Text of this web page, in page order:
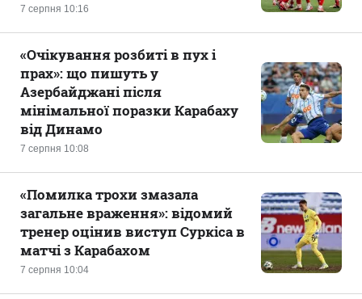
7 серпня 10:16
7 серпня 10:08
«Очікування розбиті в пух і
прах»: що пишуть у
Азербайджані після
мінімальної поразки Карабаху
від Динамо
7 серпня 10:04
«Помилка трохи змазала
загальне враження»: відомий
тренер оцінив виступ Суркіса в
матчі з Карабахом